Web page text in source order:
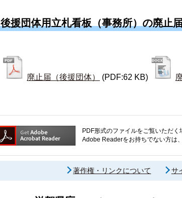
後援団体用立札看板（事務所）の廃止届
廃止届（後援団体） (PDF:62 KB)
PDF形式のファイルをご覧いただ
Adobe Readerをお持ちでない方は
著作権・リンクについて サ